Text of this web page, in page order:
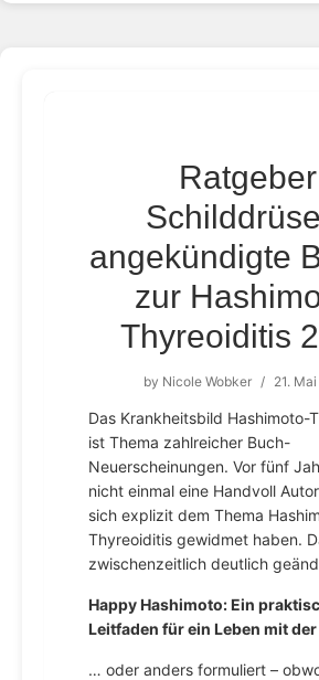
Ratgeber
angekündigte
zur
Thyreoiditis
by Nicole Wobker / 21.
Das Krankheitsbild Hashimoto-
ist Thema zahlreicher Buch-
Neuerscheinungen. Vor fünf
nicht einmal eine Handvoll
sich explizit dem Thema
Thyreoiditis gewidmet haben.
zwischenzeitlich deutlich
Happy Hashimoto: Ein
Leitfaden für ein Leben mit
… oder anders formuliert –